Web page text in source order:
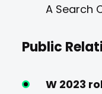
A Search
Public
W 2023